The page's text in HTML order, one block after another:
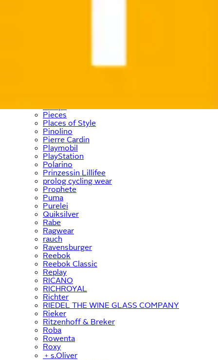
Pieces
Places of Style
Pinolino
Pierre Cardin
Playmobil
PlayStation
Polarino
Prinzessin Lillifee
prolog cycling wear
Prophete
Puma
Purelei
Quiksilver
Rabe
Ragwear
rauch
Ravensburger
Reebok
Reebok Classic
Replay
RICANO
RICHROYAL
Richter
RIEDEL THE WINE GLASS COMPANY
Rieker
Ritzenhoff & Breker
Roba
Rowenta
Roxy
﹢ s.Oliver